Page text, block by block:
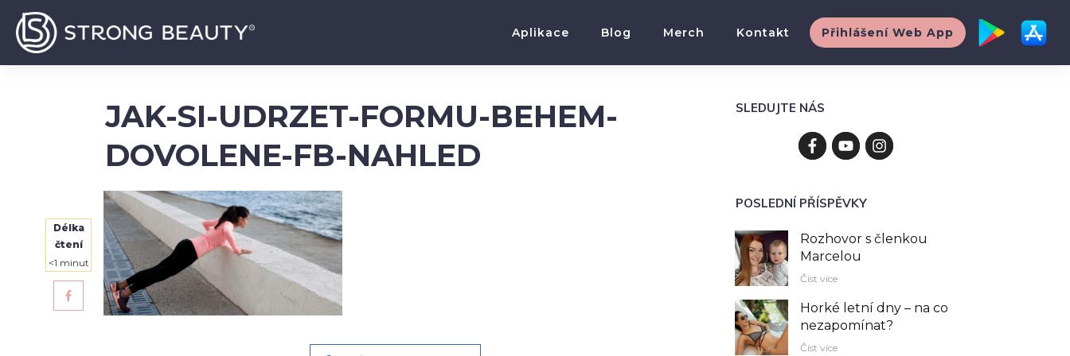
Aplikace Blog Merch Kontakt Přihlášení Web App
JAK-SI-UDRZET-FORMU-BEHEM-
DOVOLENE-FB-NAHLED
Délka
čtení
<1 minut
SLEDUJTE NÁS
POSLEDNÍ PŘÍSPĚVKY
Rozhovor s členkou
Marcelou
Číst více
Horké letní dny – na co
nezapomínat?
Číst více